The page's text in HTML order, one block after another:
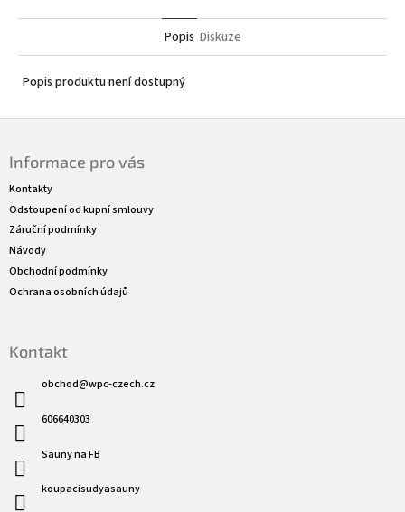
Popis Diskuze
Popis produktu není dostupný
Informace pro vás
Kontakty
Odstoupení od kupní smlouvy
Záruční podmínky
Návody
Obchodní podmínky
Ochrana osobních údajů
Kontakt
obchod@wpc-czech.cz
606640303
Sauny na FB
koupacisudyasauny